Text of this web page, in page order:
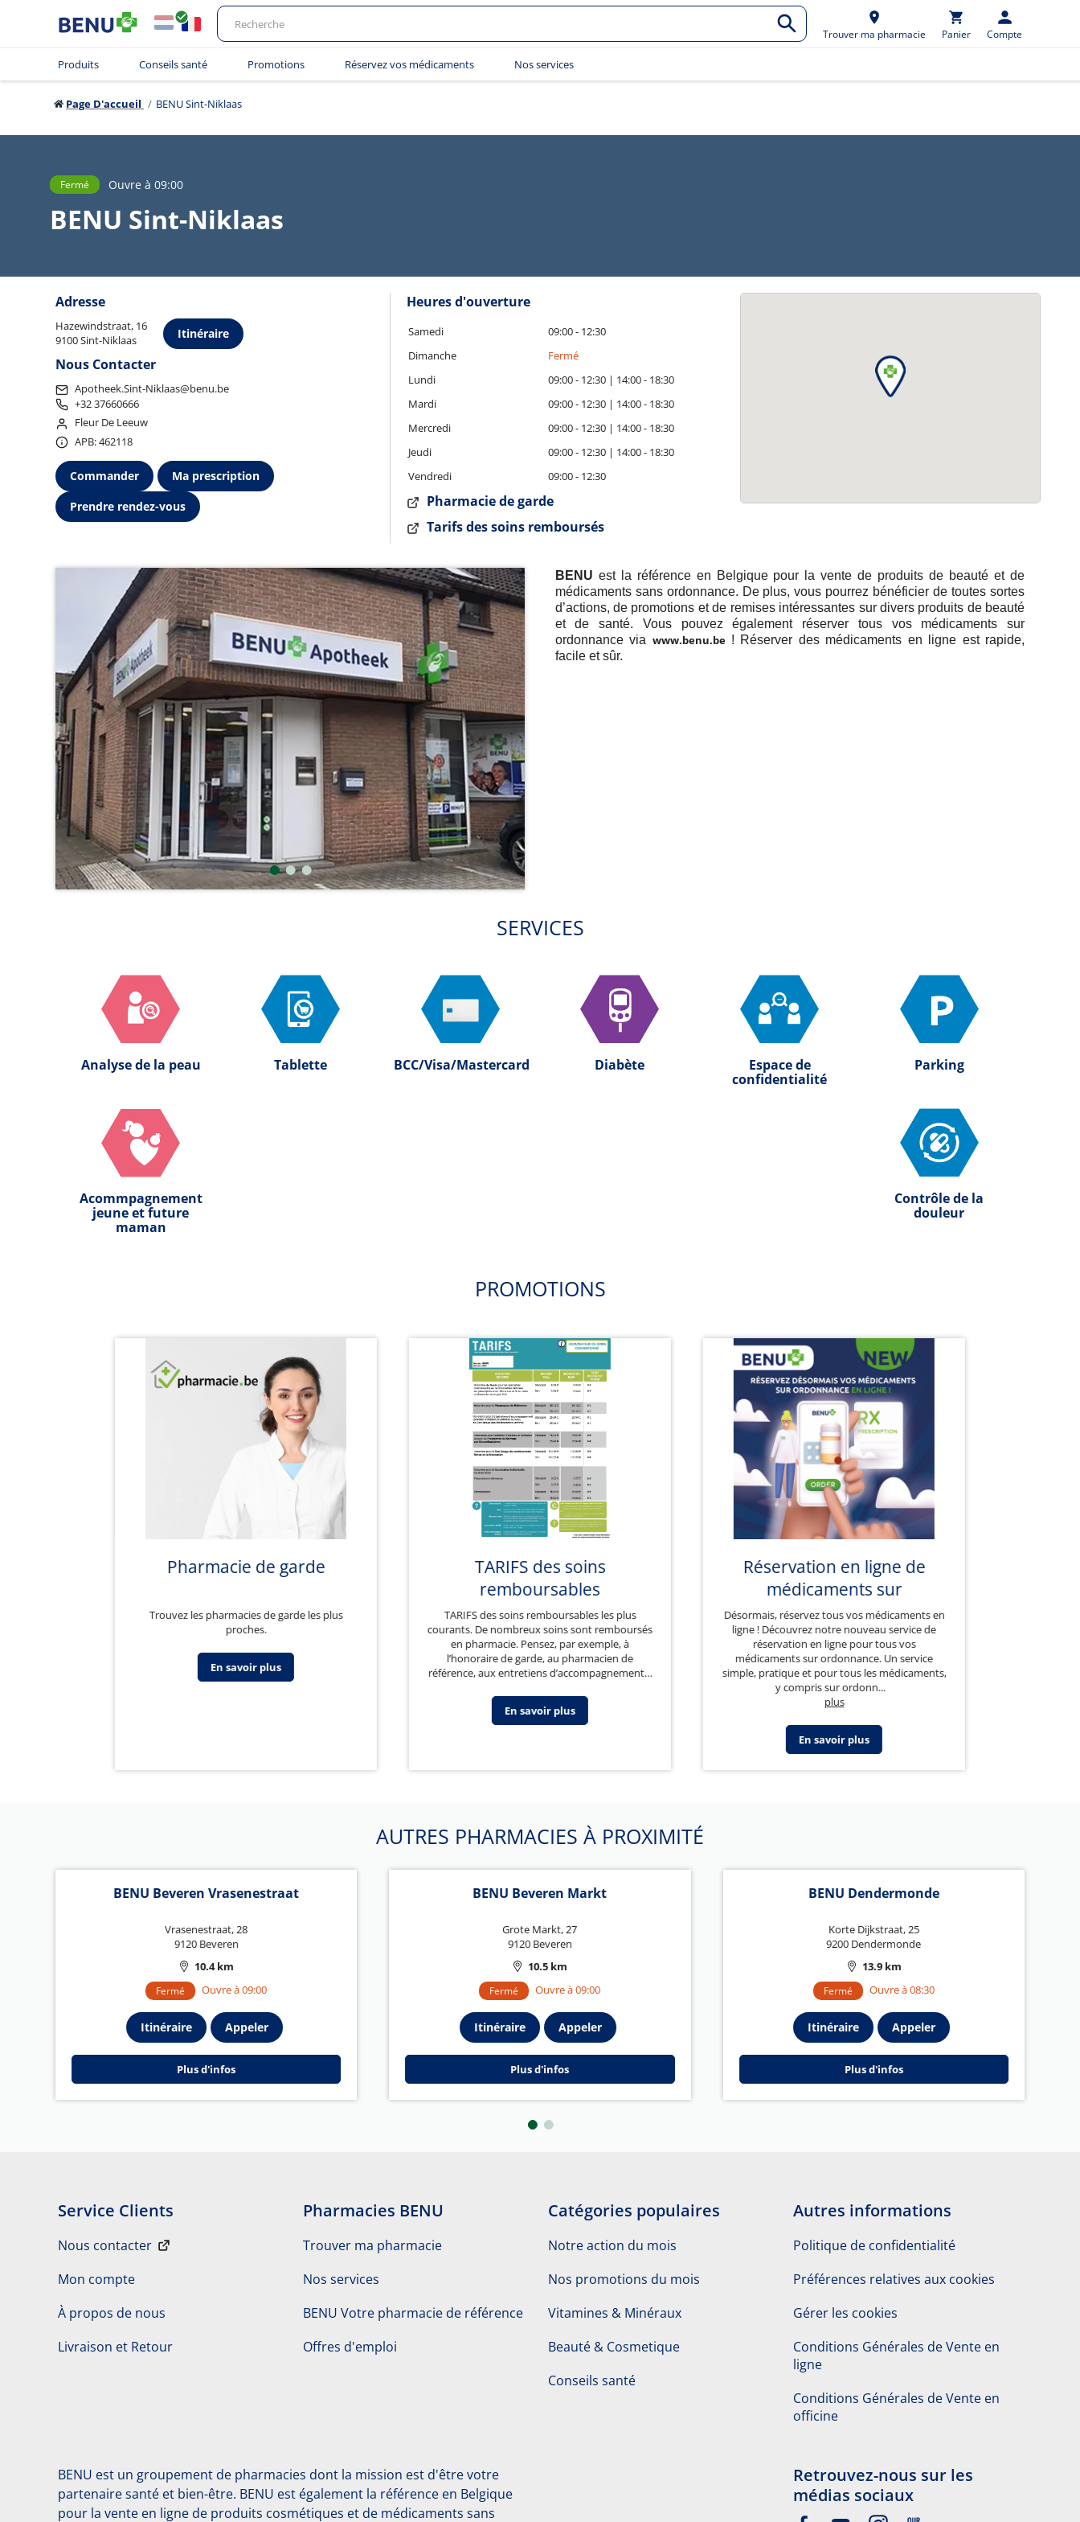
Trouver ma pharmacie Panier Compte
Produits Conseils santé Promotions Réservez vos médicaments Nos services
Page D'accueil BENU Sint-Niklaas
BENU Sint-Niklaas
Fermé Ouvre à 09:00
Adresse
Hazewindstraat, 16
9100 Sint-Niklaas
Itinéraire
Nous Contacter
Apotheek.Sint-Niklaas@benu.be
+32 37660666
Fleur De Leeuw
APB: 462118
Commander
Ma prescription
Prendre rendez-vous
Heures d'ouverture
Samedi
09:00 - 12:30
Dimanche
Fermé
Lundi
09:00 - 12:30 | 14:00 - 18:30
Mardi
09:00 - 12:30 | 14:00 - 18:30
Mercredi
09:00 - 12:30 | 14:00 - 18:30
Jeudi
09:00 - 12:30 | 14:00 - 18:30
Vendredi
09:00 - 12:30
Pharmacie de garde
Tarifs des soins remboursés
BENU est la référence en Belgique pour la vente de produits de beauté et de
médicaments sans ordonnance. De plus, vous pourrez bénéficier de toutes sortes
d’actions, de promotions et de remises intéressantes sur divers produits de beauté
et de santé. Vous pouvez également réserver tous vos médicaments sur
ordonnance via www.benu.be! Réserver des médicaments en ligne est rapide,
facile et sûr.
SERVICES
Analyse de la peau Tablette BCC/Visa/Mastercard Diabète
Espace de
confidentialité
Parking
Acommpagnement
jeune et future
maman
Contrôle de la
douleur
PROMOTIONS
Pharmacie de garde
Trouvez les pharmacies de garde les plus
proches.
En savoir plus
TARIFS des soins
remboursables
TARIFS des soins remboursables les plus
courants. De nombreux soins sont remboursés
en pharmacie. Pensez, par exemple, à
l’honoraire de garde, au pharmacien de
référence, aux entretiens d’accompagnement…
En savoir plus
Réservation en ligne de
médicaments sur
ordonnance
Désormais, réservez tous vos médicaments en
ligne ! Découvrez notre nouveau service de
réservation en ligne pour tous vos
médicaments sur ordonnance. Un service
simple, pratique et pour tous les médicaments,
y compris sur ordonn...
plus
En savoir plus
AUTRES PHARMACIES À PROXIMITÉ
BENU Beveren Vrasenestraat
Vrasenestraat, 28
9120 Beveren
10.4 km
Fermé Ouvre à 09:00
Itinéraire Appeler
Plus d'infos
BENU Beveren Markt
Grote Markt, 27
9120 Beveren
10.5 km
Fermé Ouvre à 09:00
Itinéraire Appeler
Plus d'infos
BENU Dendermonde
Korte Dijkstraat, 25
9200 Dendermonde
13.9 km
Fermé Ouvre à 08:30
Itinéraire Appeler
Plus d'infos
Service Clients
Nous contacter
Mon compte
À propos de nous
Livraison et Retour
Pharmacies BENU
Trouver ma pharmacie
Nos services
BENU Votre pharmacie de référence
Offres d'emploi
Catégories populaires
Notre action du mois
Nos promotions du mois
Vitamines & Minéraux
Beauté & Cosmetique
Conseils santé
Autres informations
Politique de confidentialité
Préférences relatives aux cookies
Gérer les cookies
Conditions Générales de Vente en
ligne
Conditions Générales de Vente en
officine
BENU est un groupement de pharmacies dont la mission est d'être votre
partenaire santé et bien-être. BENU est également la référence en Belgique
pour la vente en ligne de produits cosmétiques et de médicaments sans
Retrouvez-nous sur les
médias sociaux